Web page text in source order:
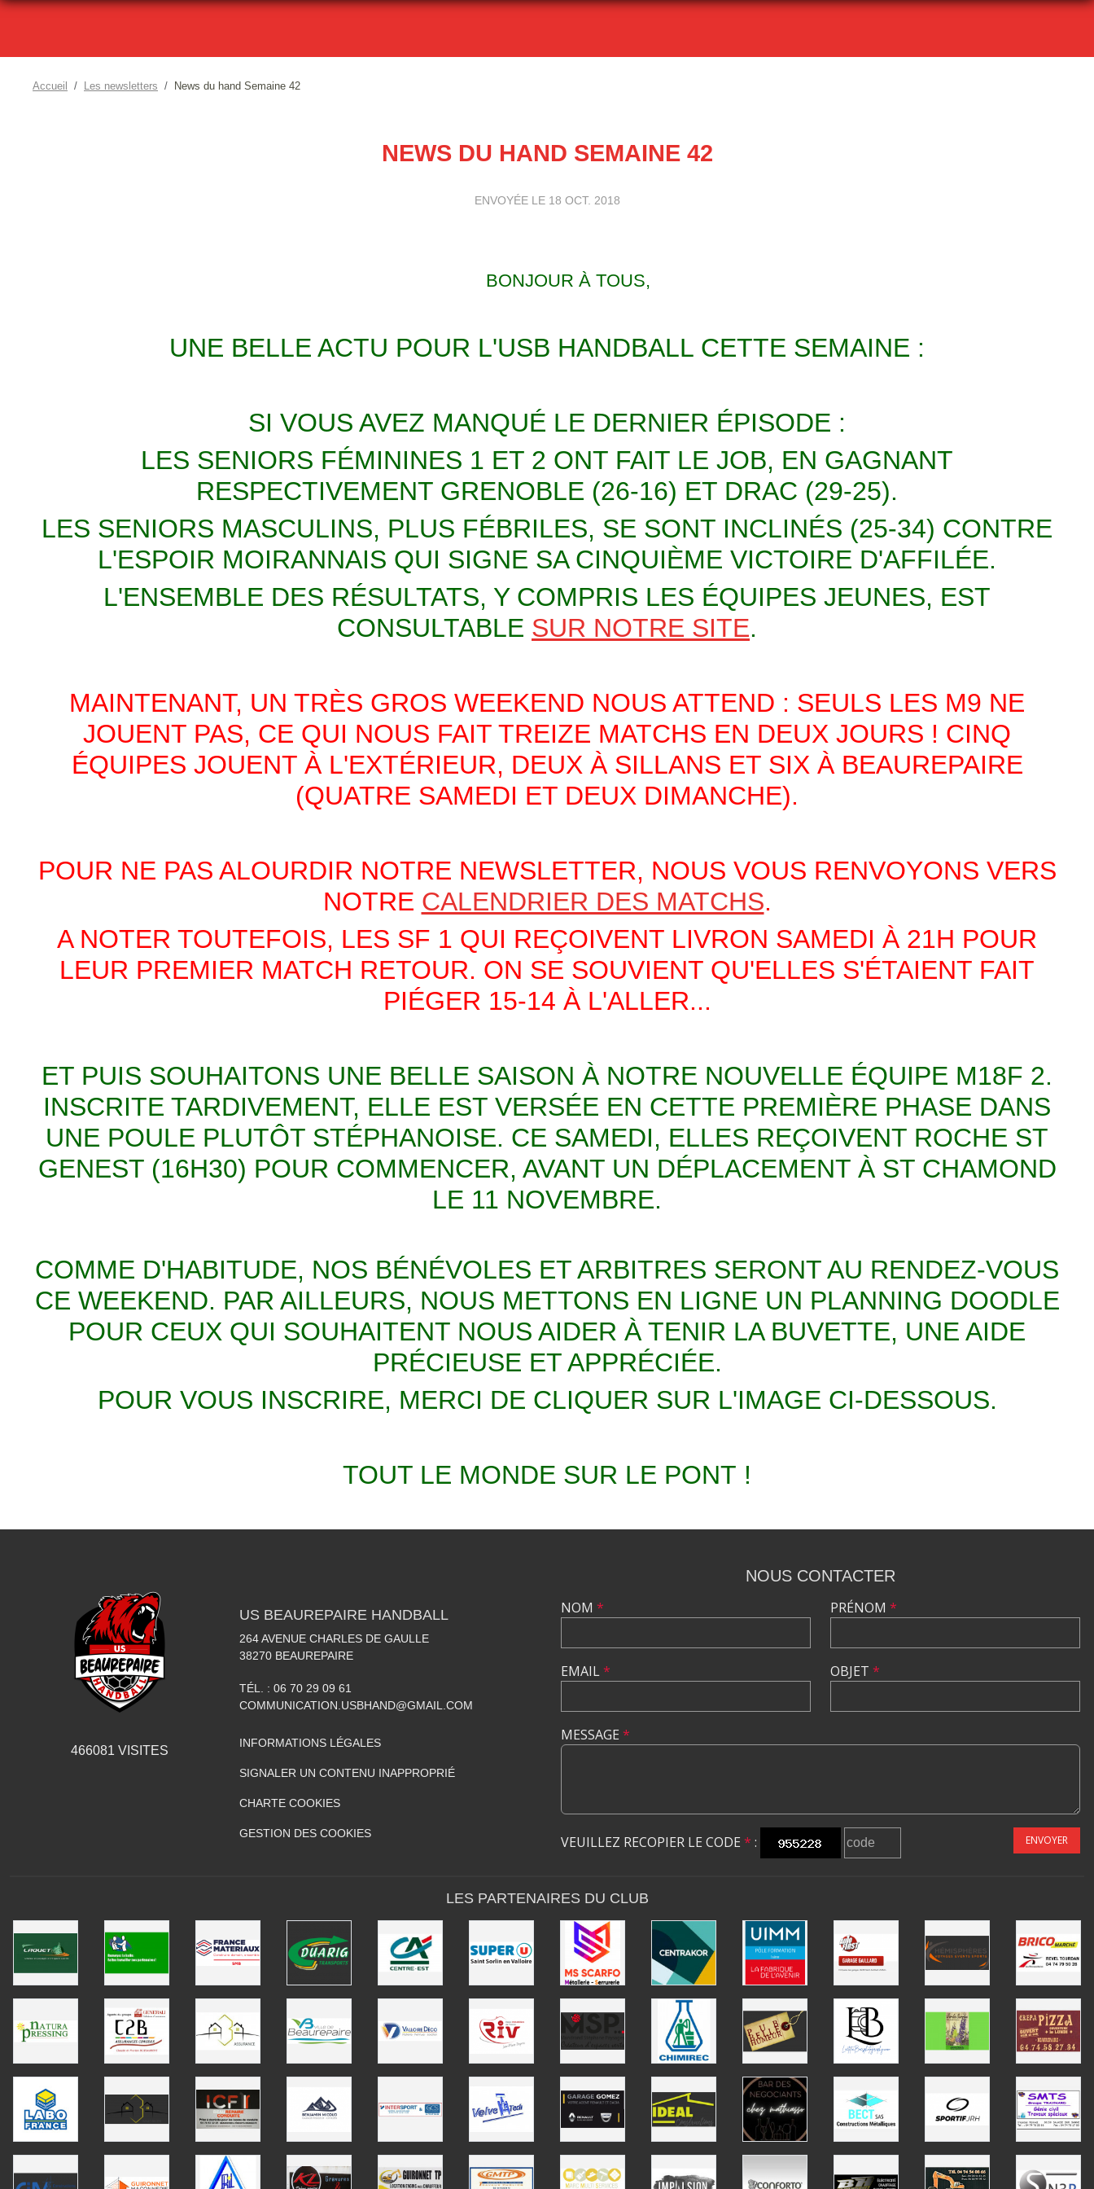
Accueil Les newsletters News du hand Semaine 42
NEWS DU HAND SEMAINE 42
ENVOYÉE LE 18 OCT. 2018
BONJOUR À TOUS,
UNE BELLE ACTU POUR L'USB HANDBALL CETTE SEMAINE :
SI VOUS AVEZ MANQUÉ LE DERNIER ÉPISODE :
LES SENIORS FÉMININES 1 ET 2 ONT FAIT LE JOB, EN GAGNANT
RESPECTIVEMENT GRENOBLE (26-16) ET DRAC (29-25).
LES SENIORS MASCULINS, PLUS FÉBRILES, SE SONT INCLINÉS (25-34) CONTRE
L'ESPOIR MOIRANNAIS QUI SIGNE SA CINQUIÈME VICTOIRE D'AFFILÉE.
L'ENSEMBLE DES RÉSULTATS, Y COMPRIS LES ÉQUIPES JEUNES, EST
CONSULTABLE SUR NOTRE SITE.
MAINTENANT, UN TRÈS GROS WEEKEND NOUS ATTEND : SEULS LES M9 NE
JOUENT PAS, CE QUI NOUS FAIT TREIZE MATCHS EN DEUX JOURS ! CINQ
ÉQUIPES JOUENT À L'EXTÉRIEUR, DEUX À SILLANS ET SIX À BEAUREPAIRE
(QUATRE SAMEDI ET DEUX DIMANCHE).
POUR NE PAS ALOURDIR NOTRE NEWSLETTER, NOUS VOUS RENVOYONS VERS
NOTRE CALENDRIER DES MATCHS.
A NOTER TOUTEFOIS, LES SF 1 QUI REÇOIVENT LIVRON SAMEDI À 21H POUR
LEUR PREMIER MATCH RETOUR. ON SE SOUVIENT QU'ELLES S'ÉTAIENT FAIT
PIÉGER 15-14 À L'ALLER...
ET PUIS SOUHAITONS UNE BELLE SAISON À NOTRE NOUVELLE ÉQUIPE M18F 2.
INSCRITE TARDIVEMENT, ELLE EST VERSÉE EN CETTE PREMIÈRE PHASE DANS
UNE POULE PLUTÔT STÉPHANOISE. CE SAMEDI, ELLES REÇOIVENT ROCHE ST
GENEST (16H30) POUR COMMENCER, AVANT UN DÉPLACEMENT À ST CHAMOND
LE 11 NOVEMBRE.
COMME D'HABITUDE, NOS BÉNÉVOLES ET ARBITRES SERONT AU RENDEZ-VOUS
CE WEEKEND. PAR AILLEURS, NOUS METTONS EN LIGNE UN PLANNING DOODLE
POUR CEUX QUI SOUHAITENT NOUS AIDER À TENIR LA BUVETTE, UNE AIDE
PRÉCIEUSE ET APPRÉCIÉE.
POUR VOUS INSCRIRE, MERCI DE CLIQUER SUR L'IMAGE CI-DESSOUS.
TOUT LE MONDE SUR LE PONT !
466081 VISITES
US BEAUREPAIRE HANDBALL
264 AVENUE CHARLES DE GAULLE
38270 BEAUREPAIRE
TÉL. : 06 70 29 09 61
COMMUNICATION.USBHAND@GMAIL.COM
INFORMATIONS LÉGALES
SIGNALER UN CONTENU INAPPROPRIÉ
CHARTE COOKIES
GESTION DES COOKIES
NOUS CONTACTER
NOM *
EMAIL*
PRÉNOM *
OBJET *
MESSAGE *
VEUILLEZ RECOPIER LE CODE * : ENVOYER
LES PARTENAIRES DU CLUB